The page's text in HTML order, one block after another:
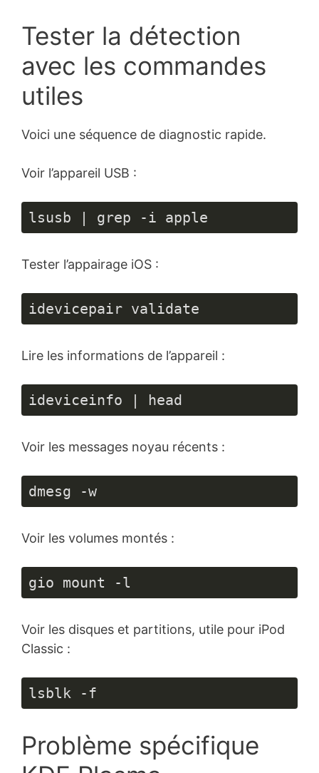
Tester la détection
avec les commandes
utiles
Voici une séquence de diagnostic rapide.
Voir l’appareil USB :
lsusb | grep -i apple
Tester l’appairage iOS :
idevicepair validate
Lire les informations de l’appareil :
ideviceinfo | head
Voir les messages noyau récents :
dmesg -w
Voir les volumes montés :
gio mount -l
Voir les disques et partitions, utile pour iPod
Classic :
lsblk -f
Problème spécifique